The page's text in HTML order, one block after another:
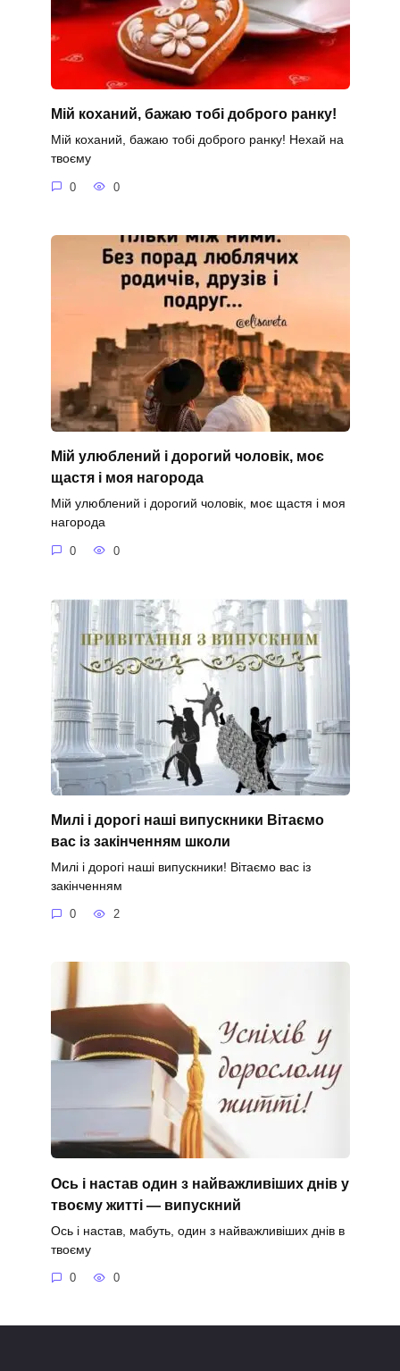
Мій коханий, бажаю тобі доброго ранку!
Мій коханий, бажаю тобі доброго ранку! Нехай на
твоєму
0 0
Мій улюблений і дорогий чоловік, моє
щастя і моя нагорода
Мій улюблений і дорогий чоловік, моє щастя і моя
нагорода
0 0
Милі і дорогі наші випускники Вітаємо
вас із закінченням школи
Милі і дорогі наші випускники! Вітаємо вас із
закінченням
0 2
Ось і настав один з найважливіших днів у
твоєму житті — випускний
Ось і настав, мабуть, один з найважливіших днів в
твоєму
0 0